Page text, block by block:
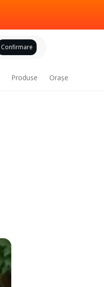
Confirmare
Produse Oraşe